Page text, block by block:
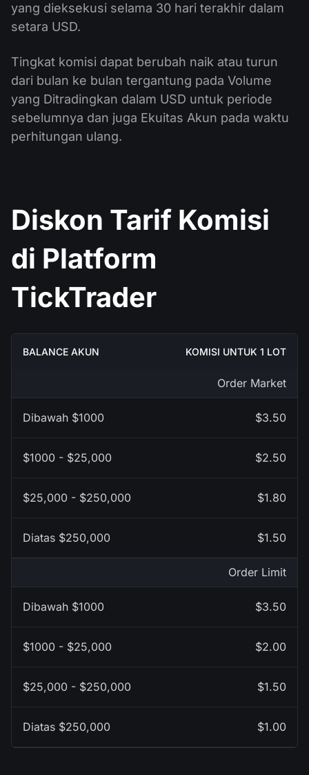
yang dieksekusi selama 30 hari terakhir dalam
setara USD.
Tingkat komisi dapat berubah naik atau turun
dari bulan ke bulan tergantung pada Volume
yang Ditradingkan dalam USD untuk periode
sebelumnya dan juga Ekuitas Akun pada waktu
perhitungan ulang.
Diskon Tarif Komisi
di Platform
TickTrader
KOMISI UNTUK 1 LOT
Order Market
$3.50
$2.50
$1.80
$1.50
Order Limit
$3.50
$2.00
$1.50
$1.00